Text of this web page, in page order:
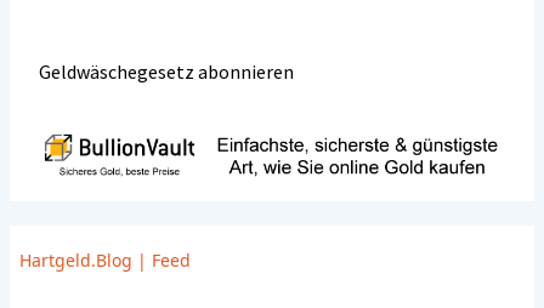
von
Euro
bleibt
Geldwäschegesetz abonnieren
Hartgeld.Blog | Feed